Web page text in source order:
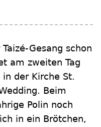
Gesang schon
am zweiten Tag
in der Kirche St.
Beim
Polin noch
in ein Brötchen,